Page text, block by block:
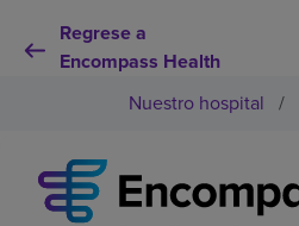
Regrese a
Encompass Health
Por qué debe elegirnos
Nuestro hospital /